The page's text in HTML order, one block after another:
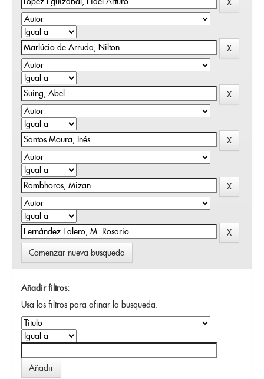
Comenzar nueva busqueda
Añadir filtros:
Usa los filtros para afinar la busqueda.